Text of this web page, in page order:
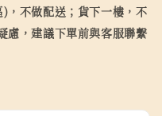
，不做配送；貨下一樓，不
慮，建議下單前與客服聯繫